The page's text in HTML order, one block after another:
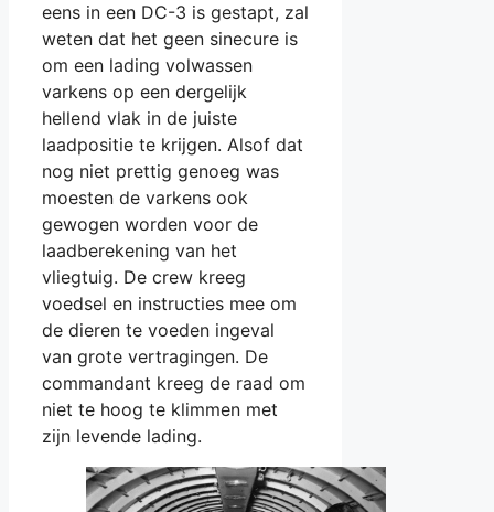
eens in een DC-3 is gestapt, zal
weten dat het geen sinecure is
om een lading volwassen
varkens op een dergelijk
hellend vlak in de juiste
laadpositie te krijgen. Alsof dat
nog niet prettig genoeg was
moesten de varkens ook
gewogen worden voor de
laadberekening van het
vliegtuig. De crew kreeg
voedsel en instructies mee om
de dieren te voeden ingeval
van grote vertragingen. De
commandant kreeg de raad om
niet te hoog te klimmen met
zijn levende lading.